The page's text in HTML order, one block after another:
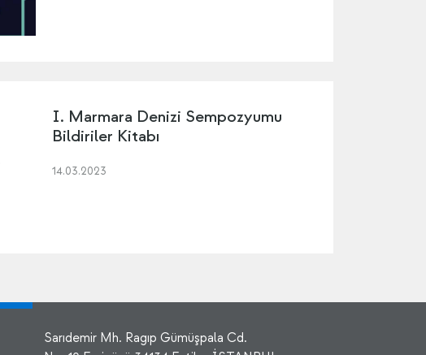
I. Marmara Denizi Sempozyumu
Bildiriler Kitabı
14.03.2023
Sarıdemir Mh. Ragıp Gümüşpala Cd.